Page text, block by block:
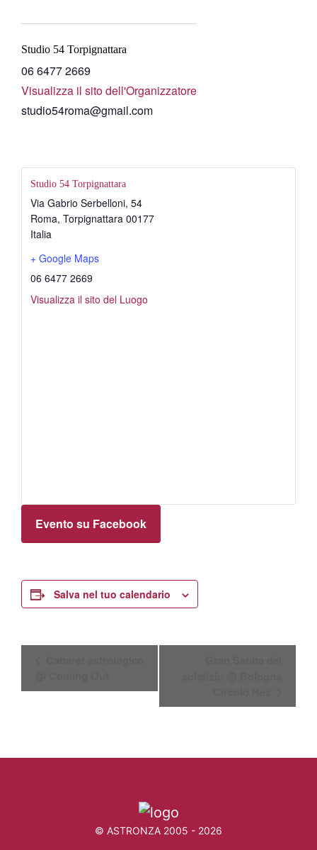
Studio 54 Torpignattara
06 6477 2669
Visualizza il sito dell'Organizzatore
studio54roma@gmail.com
Studio 54 Torpignattara
Via Gabrio Serbelloni, 54
Roma, Torpignattara 00177
Italia
+ Google Maps
06 6477 2669
Visualizza il sito del Luogo
Evento su Facebook
Salva nel tuo calendario
t
© ASTRONZA 2005 - 2026